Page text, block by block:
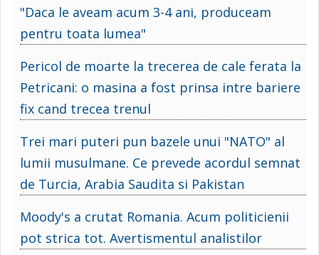
"Daca le aveam acum 3-4 ani, produceam
pentru toata lumea"
Pericol de moarte la trecerea de cale ferata la
Petricani: o masina a fost prinsa intre bariere
fix cand trecea trenul
Trei mari puteri pun bazele unui "NATO" al
lumii musulmane. Ce prevede acordul semnat
de Turcia, Arabia Saudita si Pakistan
Moody's a crutat Romania. Acum politicienii
pot strica tot. Avertismentul analistilor